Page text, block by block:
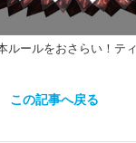
ルールをおさらい！テ
この記事へ戻る